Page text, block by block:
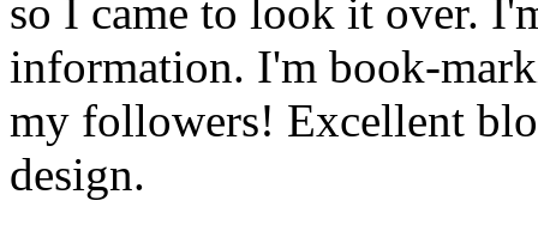
so I came to look it over.
information. I'm book-
my followers! Excellent
design.